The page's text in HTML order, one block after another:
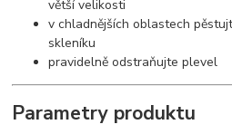
větší velikosti
v chladnějších oblastech
skleníku
pravidelně odstraňujte plevel
Parametry produktu